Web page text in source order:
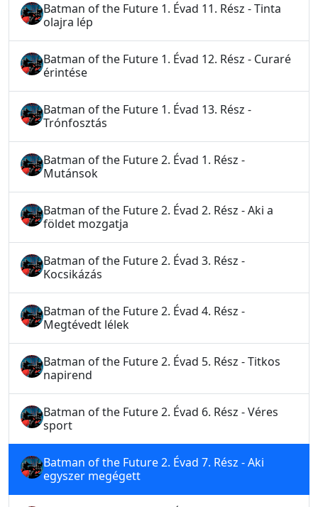
Batman of the Future 1. Évad 11. Rész - Tinta
olajra lép
Batman of the Future 1. Évad 12. Rész - Curaré
érintése
Batman of the Future 1. Évad 13. Rész -
Trónfosztás
Batman of the Future 2. Évad 1. Rész -
Mutánsok
Batman of the Future 2. Évad 2. Rész - Aki a
földet mozgatja
Batman of the Future 2. Évad 3. Rész -
Kocsikázás
Batman of the Future 2. Évad 4. Rész -
Megtévedt lélek
Batman of the Future 2. Évad 5. Rész - Titkos
napirend
Batman of the Future 2. Évad 6. Rész - Véres
sport
Batman of the Future 2. Évad 7. Rész - Aki
egyszer megégett